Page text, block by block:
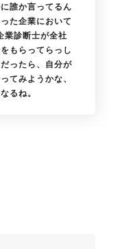
誰か言ってるん
た企業において
業診断士が全社
もらってらっし
ったら、自分が
てみようかな、
るね。